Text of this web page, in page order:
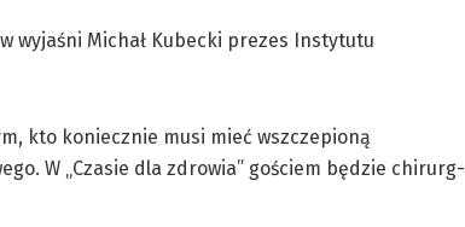
wyjaśni Michał Kubecki prezes Instytutu
kto koniecznie musi mieć wszczepioną
W „Czasie dla zdrowia” gościem będzie chirurg-